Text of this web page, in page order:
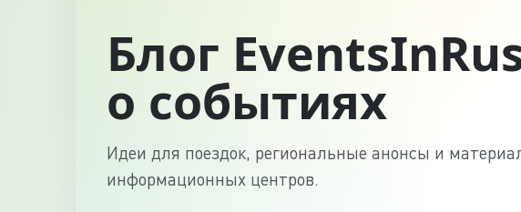
Блог
о событиях
Идеи для поездок, региональные анонсы и
информационных центров.